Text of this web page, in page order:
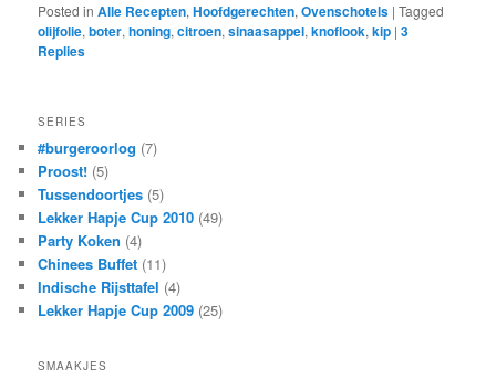
Posted in Alle Recepten,Hoofdgerechten,Ovenschotels |Tagged
olijfolie,boter,honing,citroen,sinaasappel,knoflook,kip |3
Replies
SERIES
#burgeroorlog (7)
Proost! (5)
Tussendoortjes (5)
Lekker Hapje Cup 2010 (49)
Party Koken (4)
Chinees Buffet (11)
Indische Rijsttafel (4)
Lekker Hapje Cup 2009 (25)
SMAAKJES